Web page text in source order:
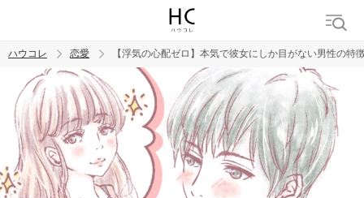
トレンド ワード
恋愛
ハウコレ 恋愛 【浮気の心配ゼロ】本気で彼女にしか目がない男性の特